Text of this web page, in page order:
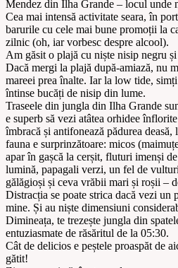
Mendez din Ilha Grande – locul unde
Cea mai intensă activitate seara, în
barurile cu cele mai bune promoții la
zilnic (oh, iar vorbesc despre alcool).
Am găsit o plajă cu niște nisip negru
Dacă mergi la plajă după-amiază, nu
mareei prea înalte. Iar la low tide,
întinse bucăți de nisip din lume.
Traseele din jungla din Ilha Grande
e superb să vezi atâtea orhidee
îmbracă și antifonează pădurea
fauna e surprinzătoare: micos
apar în gașcă la cerșit, fluturi imenși
lumină, papagali verzi, un fel de
gălăgioși și ceva vrăbii mari și roșii –
Distracția se poate strica dacă vezi un
mine. Și au niște dimensiuni
Dimineața, te trezește jungla din
entuziasmate de răsăritul de la 05:30.
Cât de delicios e peștele proaspăt de
gătit!